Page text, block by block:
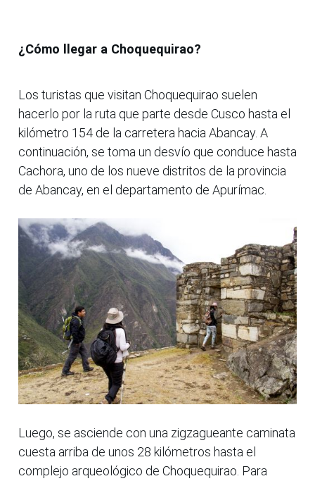
¿Cómo llegar a Choquequirao?
Los turistas que visitan Choquequirao suelen
hacerlo por la ruta que parte desde Cusco hasta el
kilómetro 154 de la carretera hacia Abancay. A
continuación, se toma un desvío que conduce hasta
Cachora, uno de los nueve distritos de la provincia
de Abancay, en el departamento de Apurímac.
Luego, se asciende con una zigzagueante caminata
cuesta arriba de unos 28 kilómetros hasta el
complejo arqueológico de Choquequirao. Para